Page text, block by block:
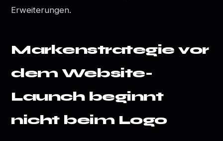
Erweiterungen.
Markenstrategie vor
dem Website-
Launch beginnt
nicht beim Logo